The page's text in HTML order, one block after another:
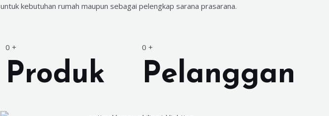
untuk kebutuhan rumah maupun sebagai pelengkap sarana prasarana.
0 +
Produk
0 +
Pelanggan